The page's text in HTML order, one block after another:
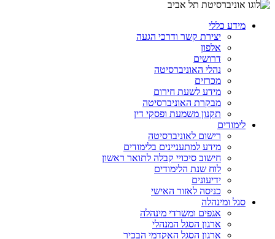
מידע כללי
יצירת קשר ודרכי הגעה
אלפון
דרושים
נהלי האוניברסיטה
מכרזים
מידע לשעת חירום
מבקרת האוניברסיטה
תקנון משמעת ופסקי דין
לימודים
רישום לאוניברסיטה
מידע למתעניינים בלימודים
חישוב סיכויי קבלה לתואר ראשון
לוח שנת הלימודים
ידיעונים
כניסה לאזור האישי
סגל ומינהלה
אגפים ומשרדי מינהלה
ארגון הסגל המנהלי
ארגון הסגל האקדמי הבכיר